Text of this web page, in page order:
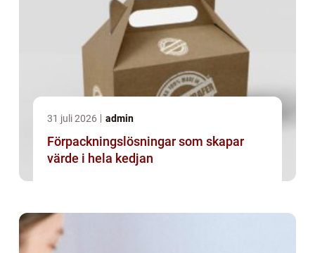
31 juli 2026 admin
Förpackningslösningar som skapar
värde i hela kedjan